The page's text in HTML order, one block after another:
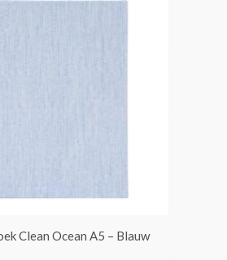
Clean Ocean A5 – Blauw